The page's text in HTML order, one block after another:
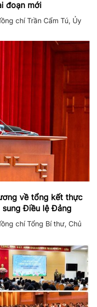
đoạn mới
chí Trần Cẩm Tú, Ủy
về tổng kết thực
Điều lệ Đảng
chí Tổng Bí thư, Chủ